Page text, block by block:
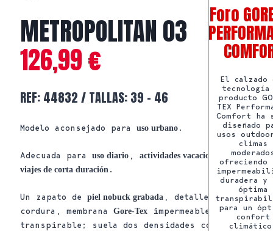
METROPOLITAN 03
126,99€
REF: 44832 / TALLAS: 39 – 46
Modelo aconsejado para uso urbano .
Adecuada para uso diario actividades vacacionales y
viajes de corta duración .
Un zapato de piel nobuck grabada , detalles de
cordura, membrana Gore-Tex impermeable y
transpirable; suela dos densidades con
Foro
El calzado
tecnología
producto
TEX
Comfort ha
diseñado
usos
climas
ofreciendo
duradera y
óptima
para un
confort